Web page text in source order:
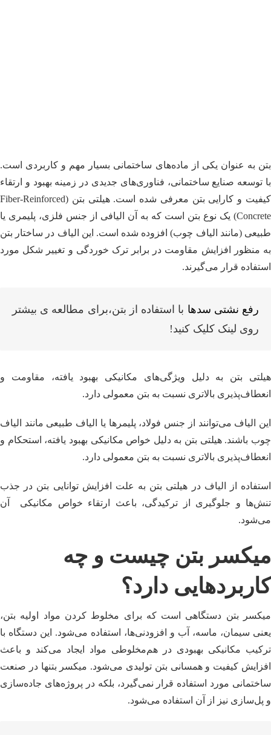
بتن به عنوان یکی از ماده‌های ساختمانی بسیار مهم و کاربردی است.
با توسعه صنایع ساختمانی، فناوری‌های جدیدی در زمینه بهبود و ارتقاء
کیفیت و کارایی بتن معرفی شده است. هیلتی بتن (Fiber-Reinforced
Concrete) یک نوع بتن است که به آن الیافی از جنس فلزی، پلیمری یا
طبیعی (مانند الیاف چوب) افزوده شده است. این الیاف در ساختار بتن
به منظور افزایش مقاومت در برابر ترک خوردگی و تغییر شکل مورد
استفاده قرار می‌گیرند.
رفع نشتی سدها با استفاده از بتن،برای مطالعه ی بیشتر
روی لینک کلیک کنید!
هیلتی بتن به دلیل ویژگی‌های مکانیکی بهبود یافته، مقاومت و
انعطاف‌پذیری بالاتری نسبت به بتن معمولی دارد.
این الیاف می‌توانند از جنس فولاد، پلیمرها یا الیاف طبیعی مانند الیاف
چوب باشند. هیلتی بتن به دلیل خواص مکانیکی بهبود یافته، استحکام و
انعطاف‌پذیری بالاتری نسبت به بتن معمولی دارد.
استفاده از الیاف در هیلتی بتن به علت افزایش توانایی بتن در جذب
تنش‌ها و جلوگیری از ترکیدگی، باعث ارتقاء خواص مکانیکی آن
می‌شود.
میکسر بتن چیست و چه
کاربردهایی دارد؟
میکسر بتن دستگاهی است که برای مخلوط کردن مواد اولیه بتن،
یعنی سیمان، ماسه، آب و افزودنی‌ها، استفاده می‌شود. این دستگاه با
ترکیب مکانیکی بهبودی در هم‌مخلوطی مواد ایجاد می‌کند و باعث
افزایش کیفیت و همسانی بتن تولیدی می‌شود. میکسر بتنها در صنعت
ساختمانی مورد استفاده قرار نمی‌گیرد، بلکه در پروژه‌های جاده‌سازی
و پل‌سازی نیز از آن استفاده می‌شود.